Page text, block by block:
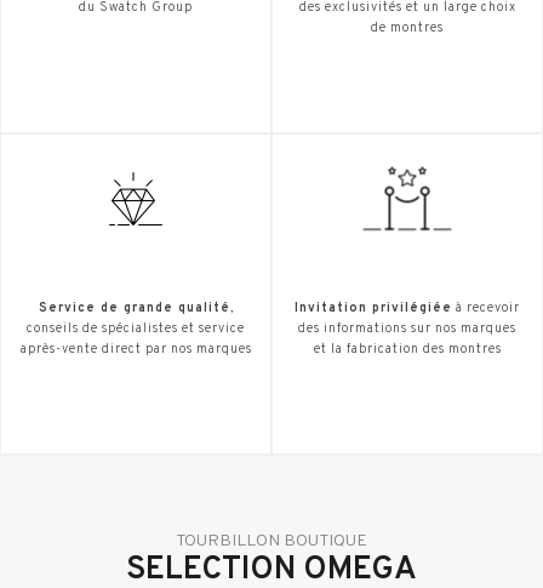
du Swatch Group
des exclusivités et un large choix
de montres
Service de grande qualité,
conseils de spécialistes et service
après-vente direct par nos marques
Invitation privilégiée à recevoir
des informations sur nos marques
et la fabrication des montres
TOURBILLON BOUTIQUE
SELECTION OMEGA